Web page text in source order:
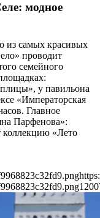
модное
из самых красивых
проводит
семейного
у павильона
«Императорская
Главное
Парфенова»:
коллекцию «Лето
1200